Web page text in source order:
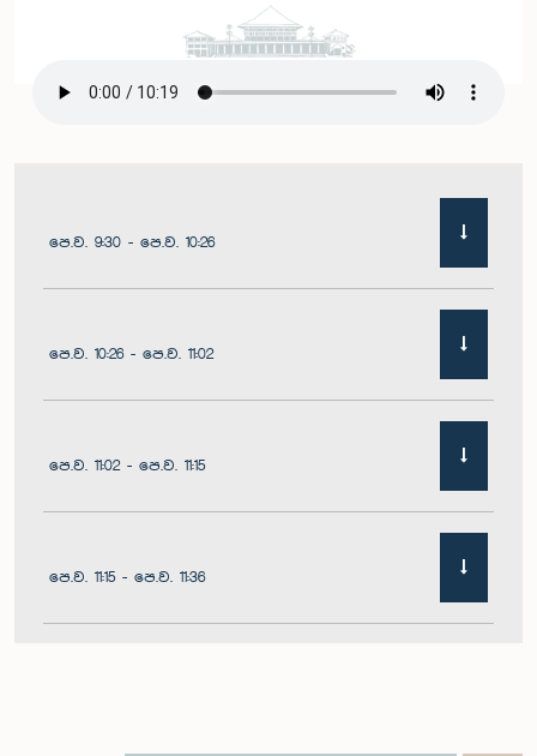
පෙ.ව. 9:30 - පෙ.ව. 10:26
පෙ.ව. 10:26 - පෙ.ව. 11:02
පෙ.ව. 11:02 - පෙ.ව. 11:15
පෙ.ව. 11:15 - පෙ.ව. 11:36